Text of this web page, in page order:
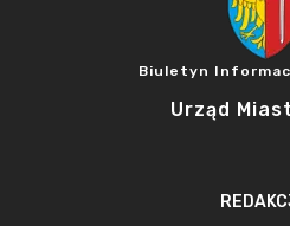
Biuletyn
Urząd